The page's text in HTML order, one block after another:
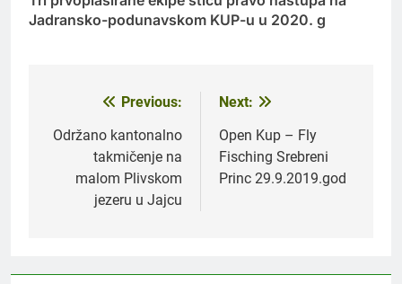
Jadransko-podunavskom KUP-u u 2020. g
Navigacija
članaka
Previous:
Održano kantonalno
takmičenje na
malom Plivskom
jezeru u Jajcu
Next:
Open Kup – Fly
Fisching Srebreni
Princ 29.9.2019.god